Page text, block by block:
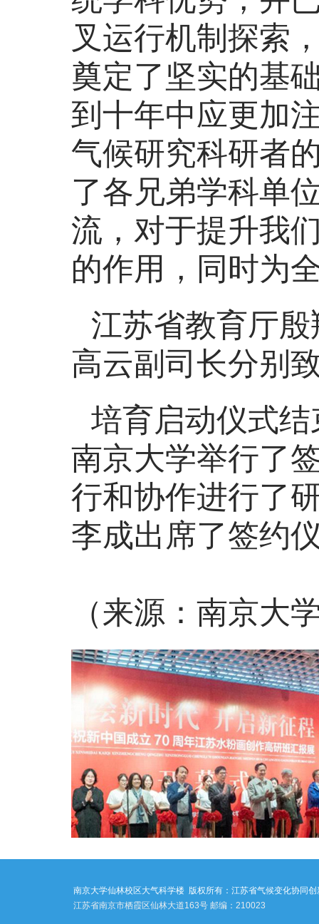
叉运行机制探索
奠定了坚实的基
到十年中应更加
气候研究科研者
了各兄弟学科单
流，对于提升我
的作用，同时为
江苏省教育厅
高云副司长分别
培育启动仪式
南京大学举行了
行和协作进行了
李成出席了签约
（来源：南京大
南京大学仙林校区大气科学楼 版权所有：江苏省气候变化协同创
江苏省南京市栖霞区仙林大道163号 邮编：210023